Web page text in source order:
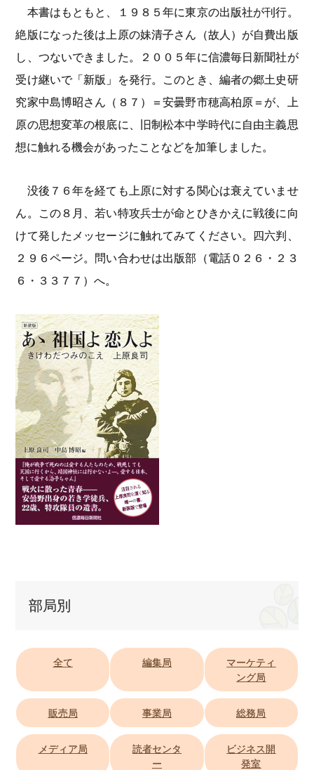
本書はもともと、１９８５年に東京の出版社が刊行。
絶版になった後は上原の妹清子さん（故人）が自費出版
し、つないできました。２００５年に信濃毎日新聞社が
受け継いで「新版」を発行。このとき、編者の郷土史研
究家中島博昭さん（８７）＝安曇野市穂高柏原＝が、上
原の思想変革の根底に、旧制松本中学時代に自由主義思
想に触れる機会があったことなどを加筆しました。
没後７６年を経ても上原に対する関心は衰えていませ
ん。この８月、若い特攻兵士が命とひきかえに戦後に向
けて発したメッセージに触れてみてください。四六判、
２９６ページ。問い合わせは出版部（電話０２６・２３
６・３３７７）へ。
部局別
全て 編集局
マーケティ
ング局
販売局 事業局 総務局
メディア局
読者センタ
ー
ビジネス開
発室